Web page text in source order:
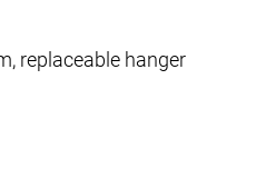
replaceable hanger